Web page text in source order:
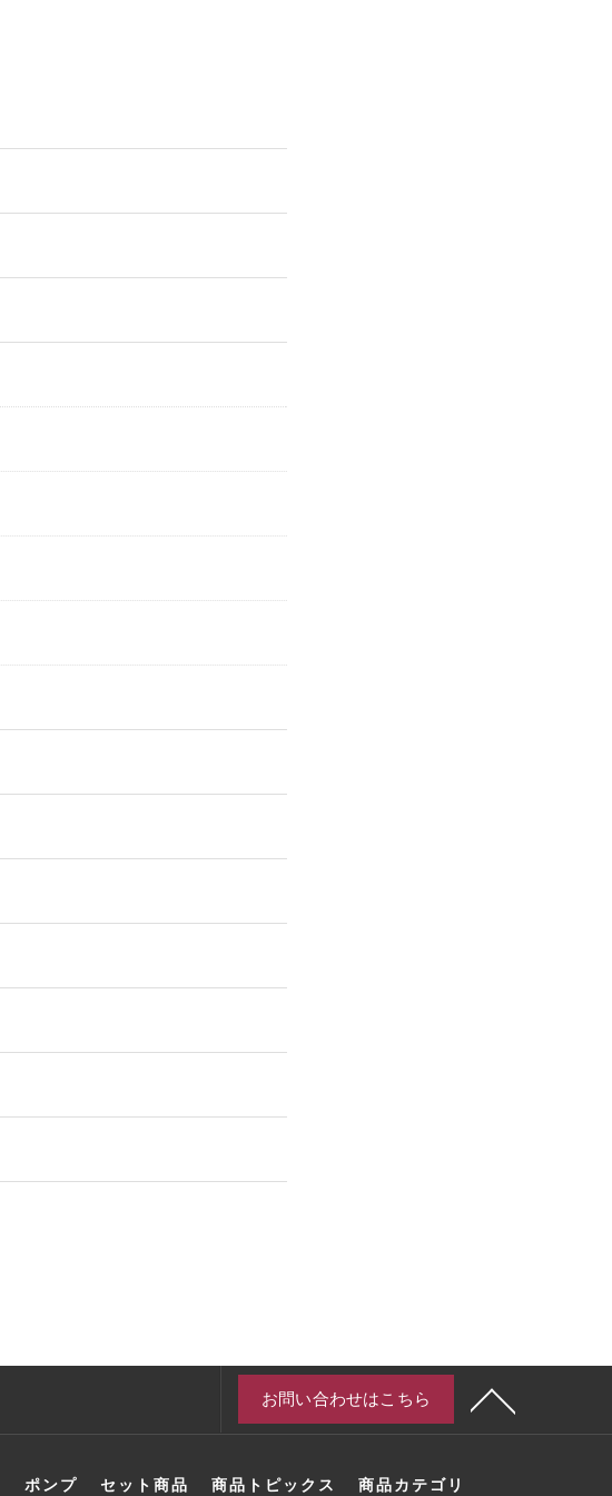
お問い合わせはこちら
ポンプ セット商品 商品トピックス 商品カテゴリ